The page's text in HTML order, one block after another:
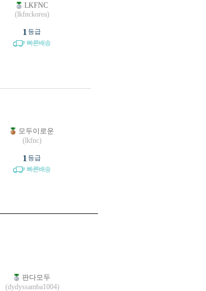
LKFNC
(lkfnckorea)
1 등급
빠른배송
모두이로운
(lkfnc)
1 등급
빠른배송
판다모두
(dydyssamba1004)